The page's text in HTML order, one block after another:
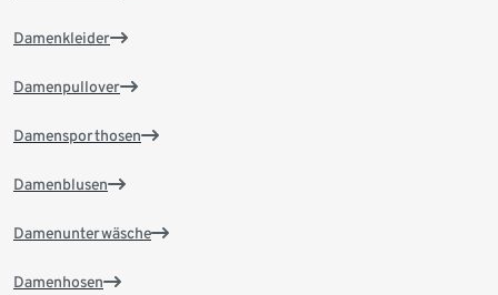
Damenkleider
Damenpullover
Damensporthosen
Damenblusen
Damenunterwäsche
Damenhosen